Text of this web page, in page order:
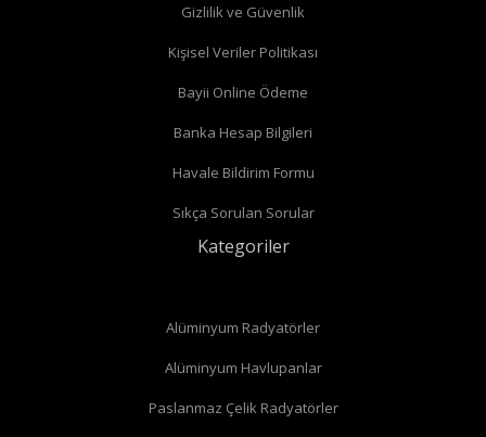
Gizlilik ve Güvenlik
Kişisel Veriler Politikası
Bayii Online Ödeme
Banka Hesap Bilgileri
Havale Bildirim Formu
Sıkça Sorulan Sorular
Kategoriler
Alüminyum Radyatörler
Alüminyum Havlupanlar
Paslanmaz Çelik Radyatörler